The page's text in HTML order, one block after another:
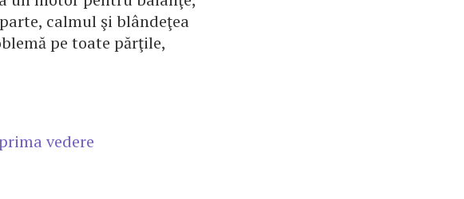
calmul şi blândeţea
pe toate părţile,
vedere